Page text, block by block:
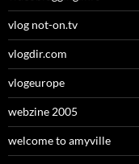
vlog not-on.tv
vlogdir.com
vlogeurope
webzine 2005
welcome to amyville